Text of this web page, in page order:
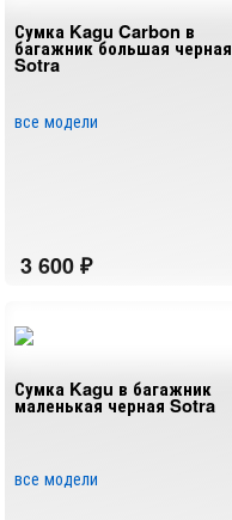
Сумка Kagu Carbon в
багажник большая черная
Sotra
все модели
Сумка Kagu в багажник
маленькая черная Sotra
все модели